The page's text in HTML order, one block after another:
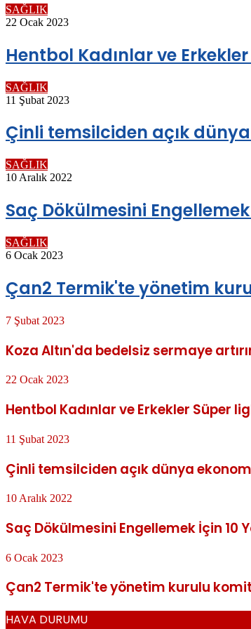
SAĞLIK
22 Ocak 2023
Hentbol Kadınlar ve
SAĞLIK
11 Şubat 2023
Çinli temsilciden açık dünya
SAĞLIK
10 Aralık 2022
Saç Dökülmesini
SAĞLIK
6 Ocak 2023
Çan2 Termik'te yönetim
7 Şubat 2023
Koza Altın'da bedelsiz sermaye
22 Ocak 2023
Hentbol Kadınlar ve Erkekler Süper
11 Şubat 2023
Çinli temsilciden açık dünya
10 Aralık 2022
Saç Dökülmesini Engellemek İçin 10
6 Ocak 2023
Çan2 Termik'te yönetim kurulu
HAVA DURUMU